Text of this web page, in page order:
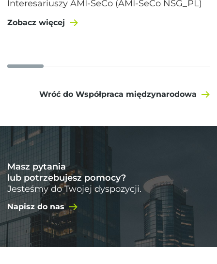
Interesariuszy AMI-SeCo (AMI-SeCo NSG_PL)
Zobacz więcej
Wróć do Współpraca międzynarodowa
Masz pytania
lub potrzebujesz pomocy?
Jesteśmy do Twojej dyspozycji.
Napisz do nas